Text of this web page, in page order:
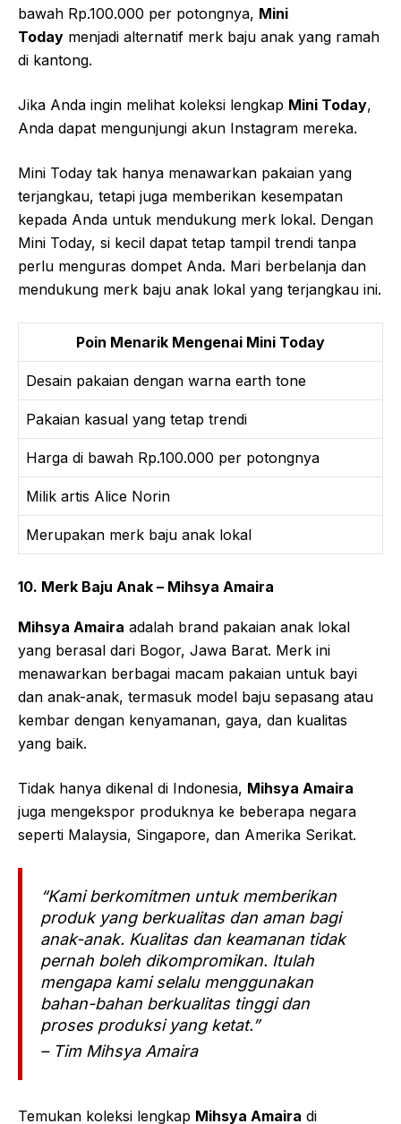
bawah Rp.100.000 per potongnya, Mini
Today menjadi alternatif merk baju anak yang ramah
di kantong.
Jika Anda ingin melihat koleksi lengkap Mini Today,
Anda dapat mengunjungi akun Instagram mereka.
Mini Today tak hanya menawarkan pakaian yang
terjangkau, tetapi juga memberikan kesempatan
kepada Anda untuk mendukung merk lokal. Dengan
Mini Today, si kecil dapat tetap tampil trendi tanpa
perlu menguras dompet Anda. Mari berbelanja dan
mendukung merk baju anak lokal yang terjangkau ini.
Poin Menarik Mengenai Mini Today
Desain pakaian dengan warna earth tone
Pakaian kasual yang tetap trendi
Harga di bawah Rp.100.000 per potongnya
Milik artis Alice Norin
Merupakan merk baju anak lokal
10. Merk Baju Anak – Mihsya Amaira
Mihsya Amaira adalah brand pakaian anak lokal
yang berasal dari Bogor, Jawa Barat. Merk ini
menawarkan berbagai macam pakaian untuk bayi
dan anak-anak, termasuk model baju sepasang atau
kembar dengan kenyamanan, gaya, dan kualitas
yang baik.
Tidak hanya dikenal di Indonesia, Mihsya Amaira
juga mengekspor produknya ke beberapa negara
seperti Malaysia, Singapore, dan Amerika Serikat.
“Kami berkomitmen untuk memberikan
produk yang berkualitas dan aman bagi
anak-anak. Kualitas dan keamanan tidak
pernah boleh dikompromikan. Itulah
mengapa kami selalu menggunakan
bahan-bahan berkualitas tinggi dan
proses produksi yang ketat.”
– Tim Mihsya Amaira
Temukan koleksi lengkap Mihsya Amaira di